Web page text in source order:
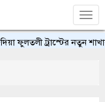
ট্রাস্টের নতুন শাখার